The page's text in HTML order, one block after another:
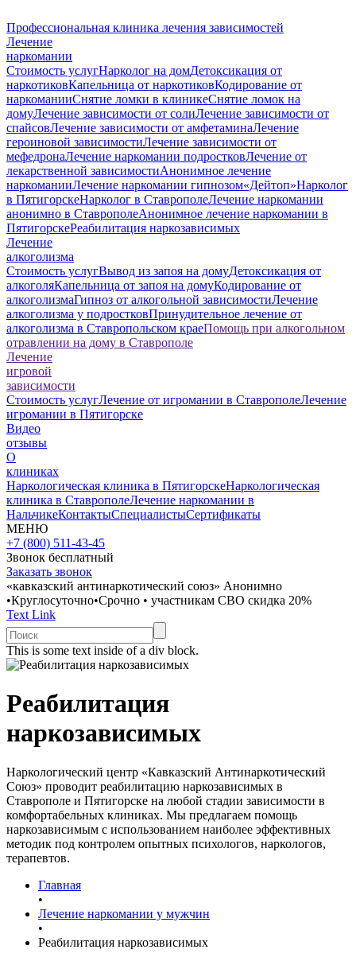
Профессиональная клиника лечения зависимостей
Лечение
наркомании
Стоимость услугНарколог на домДетоксикация от
наркотиковКапельница от наркотиковКодирование от
наркоманииСнятие ломки в клиникеСнятие ломок на
домуЛечение зависимости от солиЛечение зависимости от
спайсовЛечение зависимости от амфетаминаЛечение
героиновой зависимостиЛечение зависимости от
мефедронаЛечение наркомании подростковЛечение от
лекарственной зависимостиАнонимное лечение
наркоманииЛечение наркомании гипнозом«Дейтоп»Нарколог
в ПятигорскеНарколог в СтаврополеЛечение наркомании
анонимно в СтаврополеАнонимное лечение наркомании в
ПятигорскеРеабилитация наркозависимых
Лечение
алкоголизма
Стоимость услугВывод из запоя на домуДетоксикация от
алкоголяКапельница от запоя на домуКодирование от
алкоголизмаГипноз от алкогольной зависимостиЛечение
алкоголизма у подростковПринудительное лечение от
алкоголизма в Ставропольском краеПомощь при алкогольном
отравлении на дому в Ставрополе
Лечение
игровой
зависимости
Стоимость услугЛечение от игромании в СтаврополеЛечение
игромании в Пятигорске
Видео
отзывы
О
клиниках
Наркологическая клиника в ПятигорскеНаркологическая
клиника в СтаврополеЛечение наркомании в
НальчикеКонтактыСпециалистыСертификаты
МЕНЮ
+7 (800) 511-43-45
Звонок бесплатный
Заказать звонок
«кавказский антинаркотический союз» Анонимно
•Круглосуточно•Срочно • участникам СВО скидка 20%
Text Link
This is some text inside of a div block.
Реабилитация
наркозависимых
Наркологический центр «Кавказский Антинаркотический
Союз» проводит реабилитацию наркозависимых в
Ставрополе и Пятигорске на любой стадии зависимости в
комфортабельных клиниках. Мы предлагаем помощь
наркозависимым с использованием наиболее эффективных
методик под контролем опытных психологов, наркологов,
терапевтов.
Главная
•
Лечение наркомании у мужчин
•
Реабилитация наркозависимых